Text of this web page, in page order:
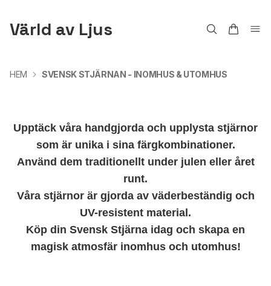
Värld av Ljus
HEM SVENSK STJÄRNAN - INOMHUS & UTOMHUS
Upptäck våra handgjorda och upplysta stjärnor
som är unika i sina färgkombinationer.
Använd dem traditionellt under julen eller året
runt.
Våra stjärnor är gjorda av väderbeständig och
UV-resistent material.
Köp din Svensk Stjärna idag och skapa en
magisk atmosfär inomhus och utomhus!